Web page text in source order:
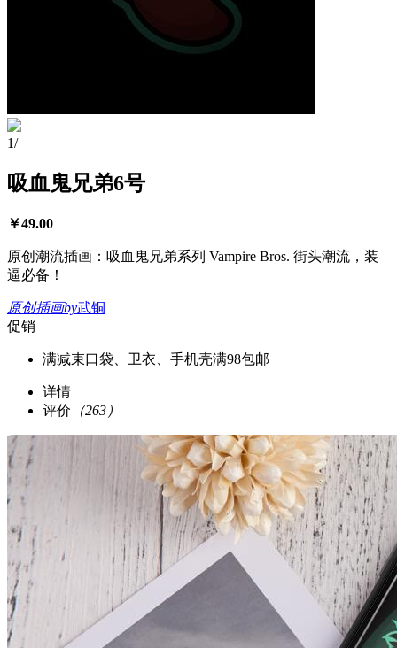
1/
吸血鬼兄弟6号
￥49.00
原创潮流插画：吸血鬼兄弟系列 Vampire Bros. 街头潮流，装
逼必备！
原创插画by武铜
促销
满减束口袋、卫衣、手机壳满98包邮
详情
评价 （263）